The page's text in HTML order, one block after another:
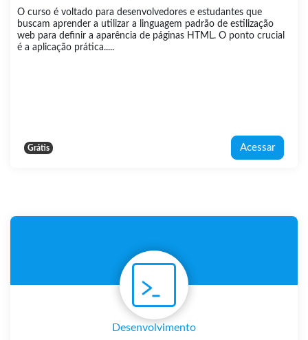
O curso é voltado para desenvolvedores e estudantes que
buscam aprender a utilizar a linguagem padrão de estilização
web para definir a aparência de páginas HTML. O ponto crucial
é a aplicação prática.....
Grátis Acessar
Desenvolvimento